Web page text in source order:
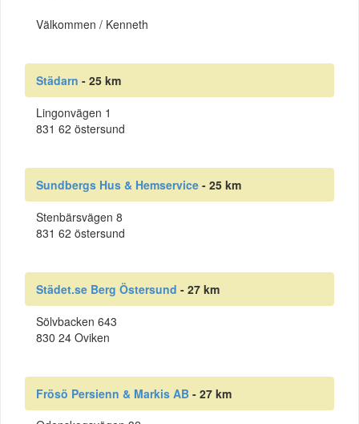
Välkommen / Kenneth
Städarn - 25 km
Lingonvägen 1
831 62 östersund
Sundbergs Hus & Hemservice - 25 km
Stenbärsvägen 8
831 62 östersund
Städet.se Berg Östersund - 27 km
Sölvbacken 643
830 24 Oviken
Frösö Persienn & Markis AB - 27 km